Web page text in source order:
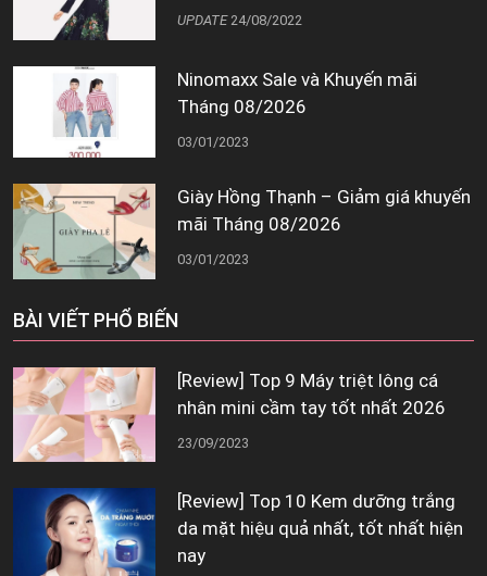
UPDATE 24/08/2022
Ninomaxx Sale và Khuyến mãi
Tháng 08/2026
03/01/2023
Giày Hồng Thạnh – Giảm giá khuyến
mãi Tháng 08/2026
03/01/2023
BÀI VIẾT PHỔ BIẾN
[Review] Top 9 Máy triệt lông cá
nhân mini cầm tay tốt nhất 2026
23/09/2023
[Review] Top 10 Kem dưỡng trắng
da mặt hiệu quả nhất, tốt nhất hiện
nay